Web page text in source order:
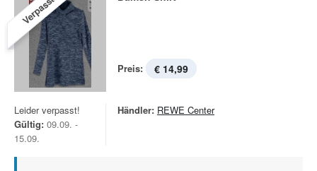
Verpasst!
Preis: € 14,99
Leider verpasst!
Gültig: 09.09. -
15.09.
Händler: REWE Center